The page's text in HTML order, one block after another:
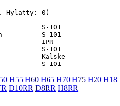
Hylätty: 0)
S-101
S-101
IPR
S-101
Kalske
H55 H60 H65 H70 H75 H20 H18
D10RR D8RR H8RR